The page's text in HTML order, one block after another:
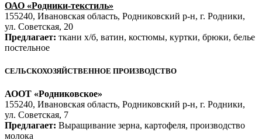
ОАО «Родники-текстиль»
155240, Ивановская область, Родниковский р-н, г. Родники,
ул. Советская, 20
Предлагает: ткани х/б, ватин, костюмы, куртки, брюки, белье
постельное
СЕЛЬСКОХОЗЯЙСТВЕННОЕ ПРОИЗВОДСТВО
АООТ «Родниковское»
155240, Ивановская область, Родниковский р-н, г. Родники,
ул. Советская, 7
Предлагает: Выращивание зерна, картофеля, производство
молока